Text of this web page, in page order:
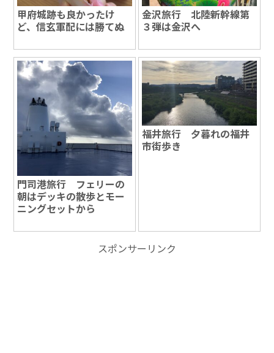
甲府城跡も良かったけ
ど、信玄軍配には勝てぬ
金沢旅行 北陸新幹線第
３弾は金沢へ
門司港旅行 フェリーの
朝はデッキの散歩とモー
ニングセットから
福井旅行 夕暮れの福井
市街歩き
スポンサーリンク